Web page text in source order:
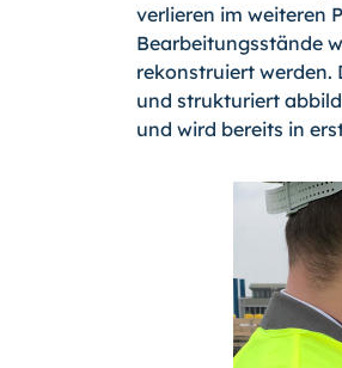
verlieren im weiteren
Bearbeitungsstände
rekonstruiert werden.
und strukturiert
und wird bereits in